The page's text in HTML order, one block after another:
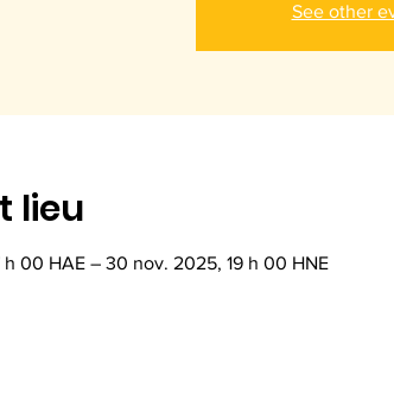
See other
lieu
00 HAE – 30 nov. 2025, 19 h 00 HNE